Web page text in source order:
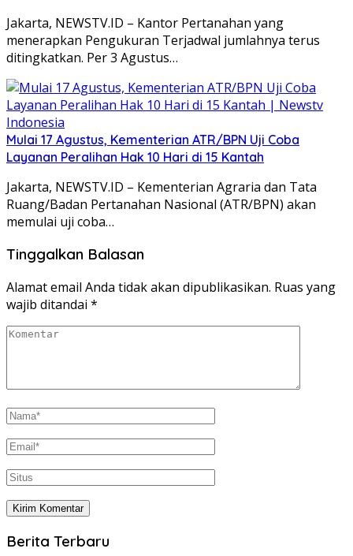
Jakarta, NEWSTV.ID – Kantor Pertanahan yang
menerapkan Pengukuran Terjadwal jumlahnya terus
ditingkatkan. Per 3 Agustus…
Mulai 17 Agustus, Kementerian ATR/BPN Uji Coba
Layanan Peralihan Hak 10 Hari di 15 Kantah
Jakarta, NEWSTV.ID – Kementerian Agraria dan Tata
Ruang/Badan Pertanahan Nasional (ATR/BPN) akan
memulai uji coba…
Tinggalkan Balasan
Alamat email Anda tidak akan dipublikasikan. Ruas yang
wajib ditandai *
Berita Terbaru